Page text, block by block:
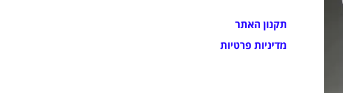
תקנון האתר
מדיניות פרטיות